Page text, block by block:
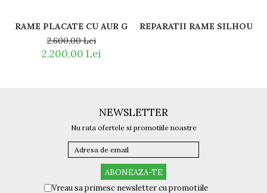
2.600,00 Lei
2.200,00 Lei
REPARATII RAME
NEWSLETTER
Nu rata ofertele si promotiile noastre
Vreau sa primesc newsletter cu promotiile